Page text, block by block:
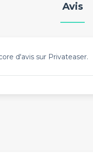
Avis
d'avis sur Privateaser.